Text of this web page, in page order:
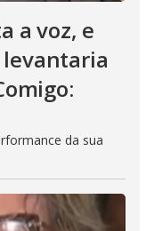
a voz, e
levantaria
da sua